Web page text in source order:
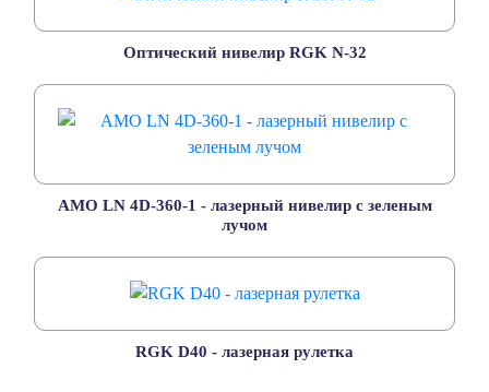
Оптический нивелир RGK N-32
AMO LN 4D-360-1 - лазерный нивелир с зеленым
лучом
RGK D40 - лазерная рулетка